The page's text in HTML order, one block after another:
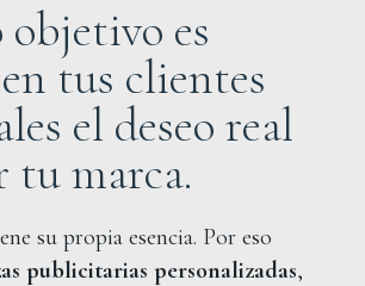
es
tus clientes
el deseo real
tu marca.
su propia esencia. Por eso
publicitarias personalizadas,